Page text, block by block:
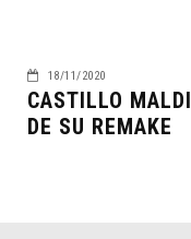
18/11/2020
CASTILLO
DE SU REMAKE